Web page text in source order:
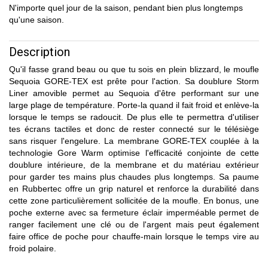
N'importe quel jour de la saison, pendant bien plus longtemps
qu'une saison.
Description
Qu'il fasse grand beau ou que tu sois en plein blizzard, le moufle
Sequoia GORE-TEX est prête pour l'action. Sa doublure Storm
Liner amovible permet au Sequoia d'être performant sur une
large plage de température. Porte-la quand il fait froid et enlève-la
lorsque le temps se radoucit. De plus elle te permettra d'utiliser
tes écrans tactiles et donc de rester connecté sur le télésiège
sans risquer l'engelure. La membrane GORE-TEX couplée à la
technologie Gore Warm optimise l'efficacité conjointe de cette
doublure intérieure, de la membrane et du matériau extérieur
pour garder tes mains plus chaudes plus longtemps. Sa paume
en Rubbertec offre un grip naturel et renforce la durabilité dans
cette zone particulièrement sollicitée de la moufle. En bonus, une
poche externe avec sa fermeture éclair imperméable permet de
ranger facilement une clé ou de l'argent mais peut également
faire office de poche pour chauffe-main lorsque le temps vire au
froid polaire.